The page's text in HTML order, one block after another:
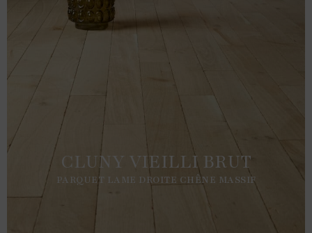
CLUNY VIEILLI BRUT
PARQUET LAME DROITE CHÊNE MASSIF